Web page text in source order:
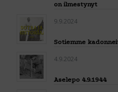
on ilmestynyt
9.9.2024
Sotiemme
4.9.2024
Aselepo 4.9.1944